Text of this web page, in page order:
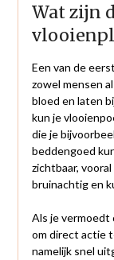
Wat zijn
Een van de
zowel mensen
bloed en laten
kun je
die je
beddengoed
zichtbaar,
bruinachtig en
Als je vermoedt
om direct actie
namelijk snel